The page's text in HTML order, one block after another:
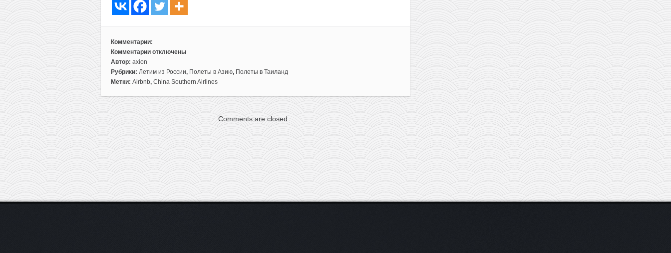
Комментарии:
Комментарии
к
записи
Три
из
Москвы
за
человека
(перелеты
проживание)
отключены
Автор: axion
Рубрики: Летим из России, Полеты в Азию, Полеты в Таиланд
Метки: Airbnb, China Southern Airlines
Comments are closed.